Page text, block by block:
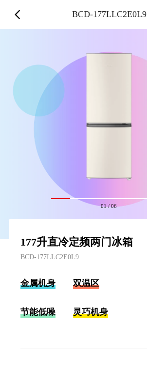
01/06
177升直冷定频两门冰箱
BCD-177LLC2E0L9
金属机身 双温区
节能低噪 灵巧机身
BCD-177LLC2E0L9